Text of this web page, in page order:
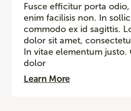
Fusce efficitur porta
enim facilisis non. In
commodo ex id sagittis.
dolor sit amet,
In vitae elementum justo.
dolor
Learn More